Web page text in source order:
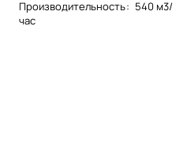
Производительность: 540 м3/
час